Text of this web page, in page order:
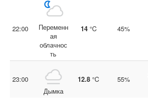
22:00
Переменн
ая
облачнос
ть
14°C 45%
23:00
Дымка
12.8 °C 55%